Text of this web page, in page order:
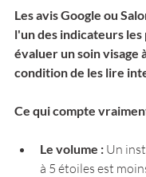
Les avis Google ou
l'un des indicateurs
évaluer un soin visage
condition de les lire
Ce qui compte
Le volume : Un
à 5 étoiles est